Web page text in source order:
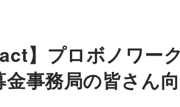
】プロボノワー
事務局の皆さん